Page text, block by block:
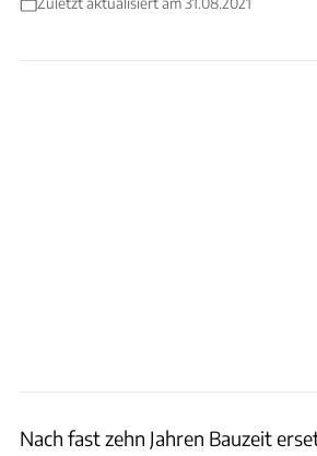
Nach fast zehn Jahren Bauzeit